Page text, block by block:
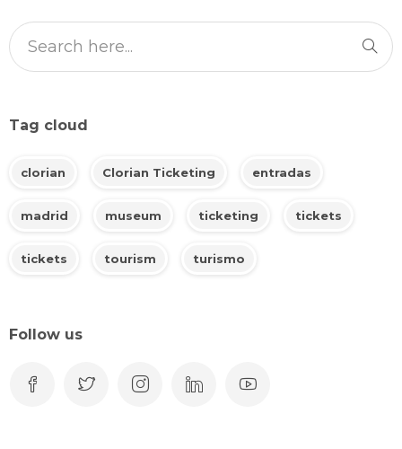
Tag cloud
clorian Clorian Ticketing entradas
madrid museum ticketing tickets
tickets tourism turismo
Follow us